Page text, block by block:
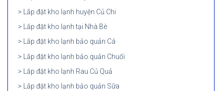
Lắp đặt kho lạnh huyện Củ Chi
Lắp đặt kho lạnh tại Nhà Bè
Lắp đặt kho lạnh bảo quản Cá
Lắp đặt kho lạnh bảo quản Chuối
Lắp đặt kho lạnh Rau Củ Quả
Lắp đặt kho lạnh bảo quản Sữa